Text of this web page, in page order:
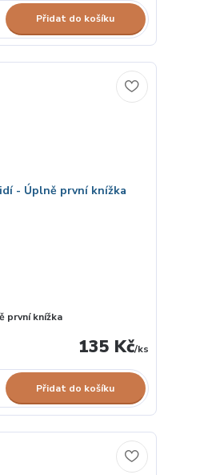
Přidat do košíku
první knížka
135 Kč/ks
Přidat do košíku